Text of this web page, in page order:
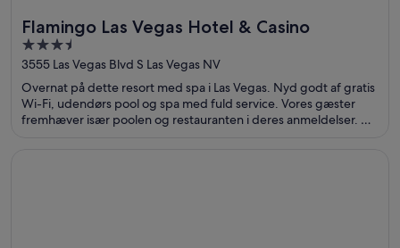
Flamingo Las Vegas Hotel & Casino
3.5
out
of
5
3555 Las Vegas Blvd S Las Vegas NV
Overnat på dette resort med spa i Las Vegas. Nyd godt af gratis
Wi-Fi, udendørs pool og spa med fuld service. Vores gæster
fremhæver især poolen og restauranten i deres anmeldelser. De